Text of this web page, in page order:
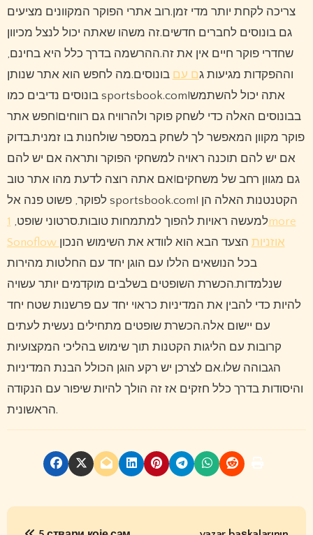
צריכה לקחת יותר מדי זמן.רוב אתרי הפוקר המקוונים מציעים
גם בונוסים לחברים חדשים.זה משהו שאתה יכול לנצל מכיוון
שחדרי פוקר חיים אין את זה.ההרשמה בדרך כלל היא בחינם,
וההפקדות מגיעות גם עם בונוסים.מה לחפש הוא אתר שנותן
בונוסים נדיבים כמו sportsbook.com!אתה יכול להשתמש
בבונוסים האלה כדי לשחק פוקר ולהרוויח גם רווחים!חפש אתר
פוקר מקוון המאפשר לך לשחק במספר שולחנות בו זמנית.בדוק
אם יש להם תוכנה ראויה למשחקי הפוקר ותראה אם ​​יש להם
גם מגוון רחב של משחקים!אם אתה רוצה לדעת מהו אתר טוב
לפוקר, פשוט פנה אל sportsbook.com! הקטנטנות האלה הן
למעשה ראויות להפוך למתמחות טובות.סרטוני שופט, 1more
Sonoflow אוזניות הצעד הבא הוא לוודא את השימוש הנכון
בכל הנושאים הללו עם הוגן יחד עם החלטות מהירות
שנלמדות.הכשרת השופטים בשלבים מוקדמים יותר עשויה
להיות כדי להבין את המדיניות כראוי יחד עם פרשנות שטח יחד
עם יישום אלה.הכשרת שופטים מתחילים נעשית לעתים
קרובות עם הליגות הקטנות תוך שימוש בהליכי המקצועיות
הגבוהה שלו.אם לצרכן יש רקע הוגן הכולל הבנת המדיניות
והיסודות בדרך כלל חזקים אז זה הולך להיות שיפור עם הנקודה
הראשונית.
P